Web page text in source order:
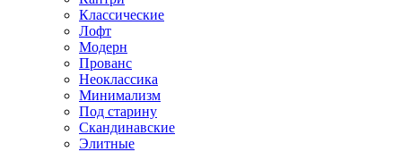
Классические
Лофт
Модерн
Прованс
Неоклассика
Минимализм
Под старину
Скандинавские
Элитные